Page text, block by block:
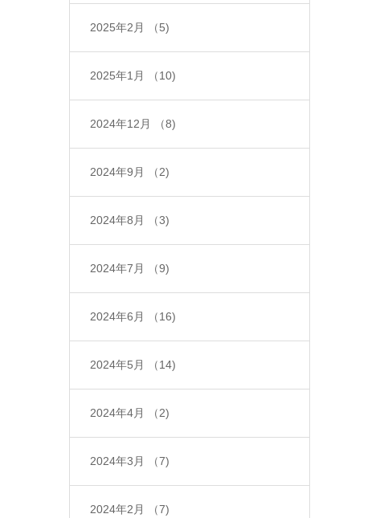
2025年2月 （5)
2025年1月 （10)
2024年12月 （8)
2024年9月 （2)
2024年8月 （3)
2024年7月 （9)
2024年6月 （16)
2024年5月 （14)
2024年4月 （2)
2024年3月 （7)
2024年2月 （7)